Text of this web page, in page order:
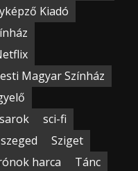
Kiadó
Magyar Színház
sci-fi
szeged
Sziget
harca
Tánc